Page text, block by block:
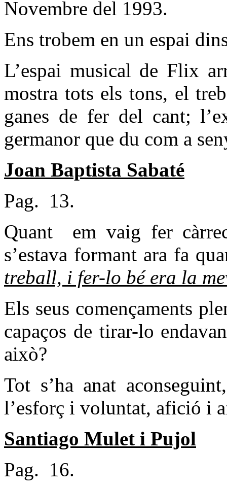
Novembre del 1993.
Ens trobem en un espai
L’espai musical de Flix
mostra tots els tons, el
ganes de fer del cant;
germanor que du com a
Joan Baptista Sabaté
Pag. 13.
Quant
em vaig fer
s’estava formant ara fa
treball, i fer-lo bé era la
Els seus començaments
capaços de tirar-lo
això?
Tot s’ha anat
l’esforç i voluntat, afició i
Santiago Mulet i Pujol
Pag. 16.